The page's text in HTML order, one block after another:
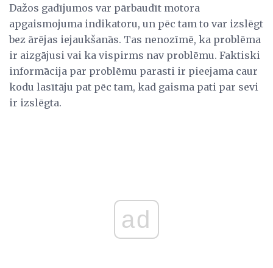
Dažos gadījumos var pārbaudīt motora
apgaismojuma indikatoru, un pēc tam to var izslēgt
bez ārējas iejaukšanās. Tas nenozīmē, ka problēma
ir aizgājusi vai ka vispirms nav problēmu. Faktiski
informācija par problēmu parasti ir pieejama caur
kodu lasītāju pat pēc tam, kad gaisma pati par sevi
ir izslēgta.
ad